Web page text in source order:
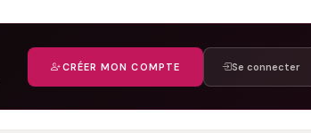
CRÉER MON COMPTE Se connecter